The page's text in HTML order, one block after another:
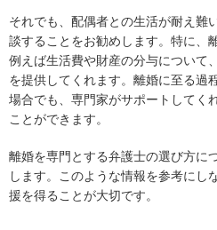
それでも、配偶者との生活が耐え難
談することをお勧めします。特に、
例えば生活費や財産の分与について
を提供してくれます。離婚に至る過
場合でも、専門家がサポートしてく
ことができます。
離婚を専門とする弁護士の選び方に
します。このような情報を参考にし
援を得ることが大切です。